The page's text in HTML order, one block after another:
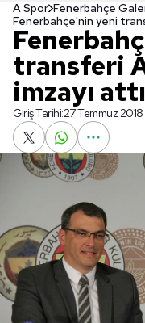
A Spor Fenerbahçe
Fenerbahçe'nin yeni
transferi
imzayı
Giriş Tarihi:27 Temmuz